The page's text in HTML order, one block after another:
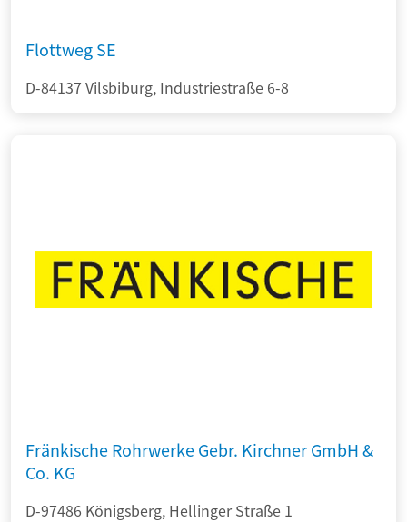
Flottweg SE
D-84137 Vilsbiburg, Industriestraße 6-8
Fränkische Rohrwerke Gebr. Kirchner GmbH &
Co. KG
D-97486 Königsberg, Hellinger Straße 1